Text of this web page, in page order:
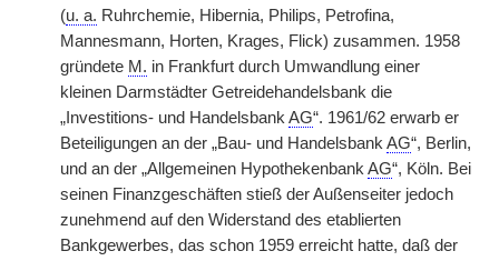
(u. a. Ruhrchemie, Hibernia, Philips, Petrofina,
Mannesmann, Horten, Krages, Flick) zusammen. 1958
gründete M. in Frankfurt durch Umwandlung einer
kleinen Darmstädter Getreidehandelsbank die
„Investitions- und Handelsbank AG“. 1961/62 erwarb er
Beteiligungen an der „Bau- und Handelsbank AG“, Berlin,
und an der „Allgemeinen Hypothekenbank AG“, Köln. Bei
seinen Finanzgeschäften stieß der Außenseiter jedoch
zunehmend auf den Widerstand des etablierten
Bankgewerbes, das schon 1959 erreicht hatte, daß der